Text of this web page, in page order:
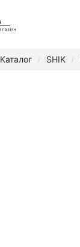
Каталог / SHIK /